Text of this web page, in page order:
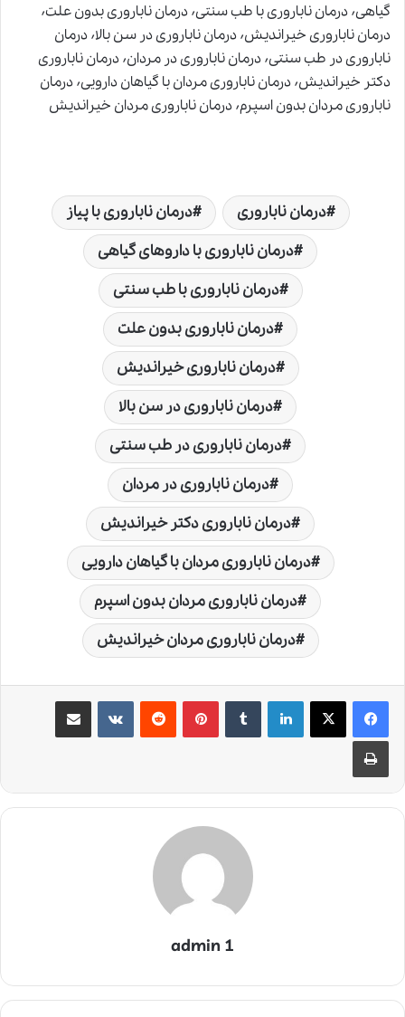
گیاهی٬ درمان ناباروری با طب سنتی٬ درمان ناباروری بدون علت٬
درمان ناباروری خیراندیش٬ درمان ناباروری در سن بالا٬ درمان
ناباروری در طب سنتی٬ درمان ناباروری در مردان٬ درمان ناباروری
دکتر خیراندیش٬ درمان ناباروری مردان با گیاهان دارویی٬ درمان
ناباروری مردان بدون اسپرم٬ درمان ناباروری مردان خیراندیش
درمان ناباروری
درمان ناباروری با پیاز
درمان ناباروری با داروهای گیاهی
درمان ناباروری با طب سنتی
درمان ناباروری بدون علت
درمان ناباروری خیراندیش
درمان ناباروری در سن بالا
درمان ناباروری در طب سنتی
درمان ناباروری در مردان
درمان ناباروری دکتر خیراندیش
درمان ناباروری مردان با گیاهان دارویی
درمان ناباروری مردان بدون اسپرم
درمان ناباروری مردان خیراندیش
لینکدین ‫تامبلر ‫پین‌ترست‫رددیت ‫VKontakteاشتراک گذاری از طریق ایمیل
چاپ
admin 1